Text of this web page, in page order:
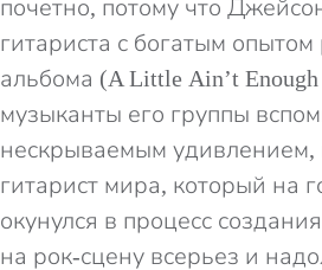
почетно, потому что
гитариста с богатым
альбома (A Little Ain’t
музыканты его группы
нескрываемым
гитарист мира, который на
окунулся в процесс
на рок-сцену всерьез и